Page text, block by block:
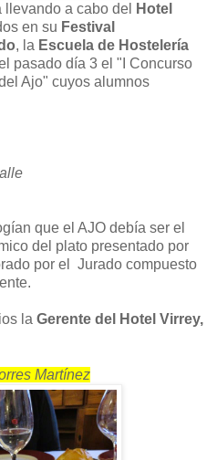
llevando a cabo del
Hotel
en su Festival
, la Escuela de Hostelería
pasado día 3 el "I Concurso
Ajo" cuyos alumnos
que el AJO debía ser el
del plato presentado por
por el Jurado compuesto
la Gerente del Hotel Virrey,
Martínez